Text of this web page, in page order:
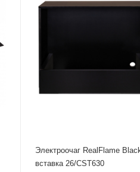
Электроочаг RealFlame
вставка 26/CST630